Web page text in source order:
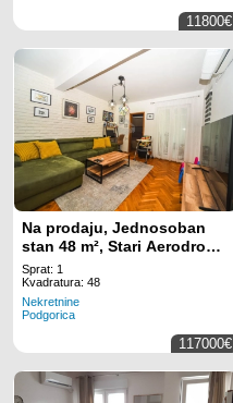
11800€
Na prodaju, Jednosoban
stan 48 m², Stari Aerodrom,
Podgorica
Sprat: 1
Kvadratura: 48
Nekretnine
Podgorica
117000€